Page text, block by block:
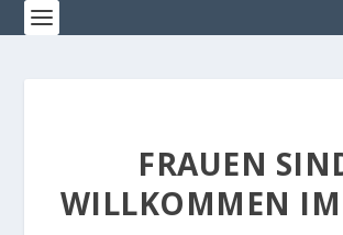
FRAUEN
WILLKOMMEN IM